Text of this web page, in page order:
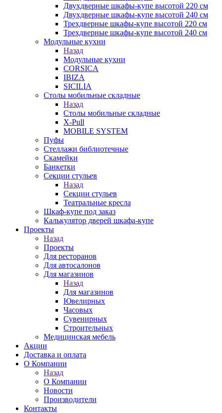
Двухдверные шкафы-купе высотой 220 см
Двухдверные шкафы-купе высотой 240 см
Трехдверные шкафы-купе высотой 220 см
Трехдверные шкафы-купе высотой 240 см
Модульные кухни
Назад
Модульные кухни
CORSICA
IBIZA
SICILIA
Столы мобильные складные
Назад
Столы мобильные складные
X-Pull
MOBILE SYSTEM
Пуфы
Стеллажи библиотечные
Скамейки
Банкетки
Секции стульев
Назад
Секции стульев
Театральные кресла
Шкаф-купе под заказ
Калькулятор дверей шкафа-купе
Проекты
Назад
Проекты
Для ресторанов
Для автосалонов
Для магазинов
Назад
Для магазинов
Ювелирных
Часовых
Сувенирных
Строительных
Медицинская мебель
Акции
Доставка и оплата
О Компании
Назад
О Компании
Новости
Производители
Контакты